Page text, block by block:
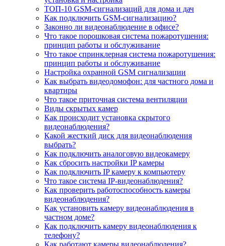
ТОП-10 GSM-сигнализаций для дома и дач
Как подключить GSM-сигнализацию?
Законно ли видеонаблюдение в офисе?
Что такое порошковая система пожаротушения:
принцип работы и обслуживание
Что такое спринклерная система пожаротушения:
принцип работы и обслуживание
Настройка охранной GSM сигнализации
Как выбрать видеодомофон: для частного дома и
квартиры
Что такое приточная система вентиляции
Виды скрытых камер
Как происходит установка скрытого
видеонаблюдения?
Какой жесткий диск для видеонаблюдения
выбрать?
Как подключить аналоговую видеокамеру
Как сбросить настройки IP камеры
Как подключить IP камеру к компьютеру
Что такое система IP-видеонаблюдения?
Как проверить работоспособность камеры
видеонаблюдения?
Как установить камеру видеонаблюдения в
частном доме?
Как подключить камеру видеонаблюдения к
телефону?
Как работают камеры видеонаблюдения?